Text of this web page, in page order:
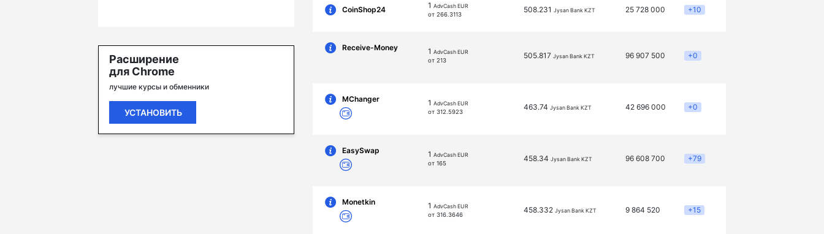
Расширение
для Chrome
лучшие курсы и обменники
УСТАНОВИТЬ
CoinShop24 1 AdvCash EUR
от 266.3113
508.231 Jysan Bank KZT 25 728 000 +10
Receive-Money 1 AdvCash EUR
от 213
505.817 Jysan Bank KZT 96 907 500 +0
MChanger 1 AdvCash EUR
от 312.5923
463.74 Jysan Bank KZT 42 696 000 +0
EasySwap 1 AdvCash EUR
от 165
458.34 Jysan Bank KZT 96 608 700 +79
Monetkin 1 AdvCash EUR
от 316.3646
458.332 Jysan Bank KZT 9 864 520 +15